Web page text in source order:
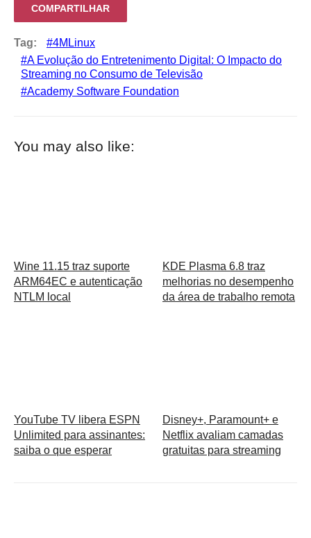
COMPARTILHAR
Tag:
4MLinux
A Evolução do Entretenimento Digital: O Impacto do
Streaming no Consumo de Televisão
Academy Software Foundation
You may also like:
Wine 11.15 traz suporte
ARM64EC e autenticação
NTLM local
KDE Plasma 6.8 traz
melhorias no desempenho
da área de trabalho remota
YouTube TV libera ESPN
Unlimited para assinantes:
saiba o que esperar
Disney+, Paramount+ e
Netflix avaliam camadas
gratuitas para streaming